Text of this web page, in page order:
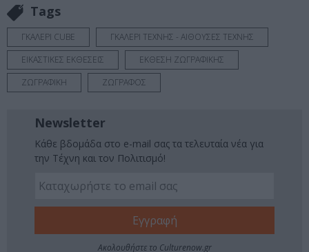
Tags
ΓΚΑΛΕΡΙ CUBE
ΓΚΑΛΕΡΙ ΤΕΧΝΗΣ - ΑΙΘΟΥΣΕΣ ΤΕΧΝΗΣ
ΕΙΚΑΣΤΙΚΕΣ ΕΚΘΕΣΕΙΣ
ΕΚΘΕΣΗ ΖΩΓΡΑΦΙΚΗΣ
ΖΩΓΡΑΦΙΚΗ
ΖΩΓΡΑΦΟΣ
Newsletter
Κάθε βδομάδα στο e-mail σας τα τελευταία νέα για
την Τέχνη και τον Πολιτισμό!
Ακολουθήστε το Culturenow.gr